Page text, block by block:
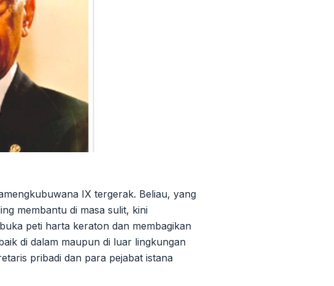
IX tergerak. Beliau, yang
membantu di masa sulit, kini
peti harta keraton dan membagikan
di dalam maupun di luar lingkungan
pribadi dan para pejabat istana